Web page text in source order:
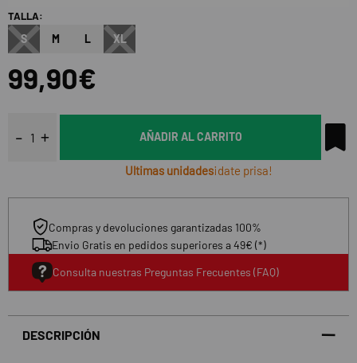
TALLA:
S M L XL
99,90€
AÑADIR AL CARRITO
Ultimas unidades¡date prisa!
Compras y devoluciones garantizadas 100%
Envio Gratis en pedidos superiores a 49€ (*)
Consulta nuestras Preguntas Frecuentes (FAQ)
DESCRIPCIÓN